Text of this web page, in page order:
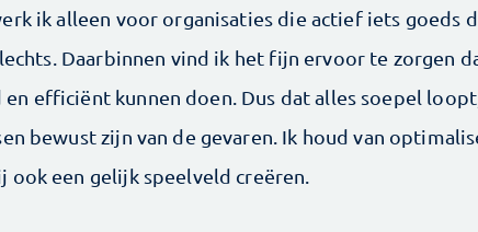
ik alleen voor organisaties die actief iets goeds
Daarbinnen vind ik het fijn ervoor te zorgen
en efficiënt kunnen doen. Dus dat alles soepel
bewust zijn van de gevaren. Ik houd van
een gelijk speelveld creëren.